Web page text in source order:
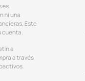
es
ni una
Este
cuenta.
a
a través